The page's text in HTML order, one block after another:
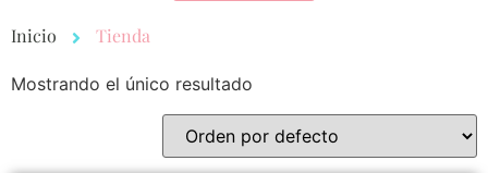
Inicio Tienda
Mostrando el único resultado